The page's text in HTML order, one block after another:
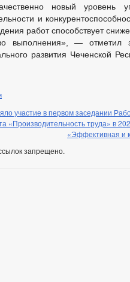
новый уровень
и
работ способствует
выполнения», — отметил
развития Чеченской
участие в первом заседании
«Производительность труда» в
«Эффективная и
запрещено.